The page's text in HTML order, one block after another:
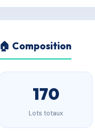
🏠 Composition
170
Lots totaux